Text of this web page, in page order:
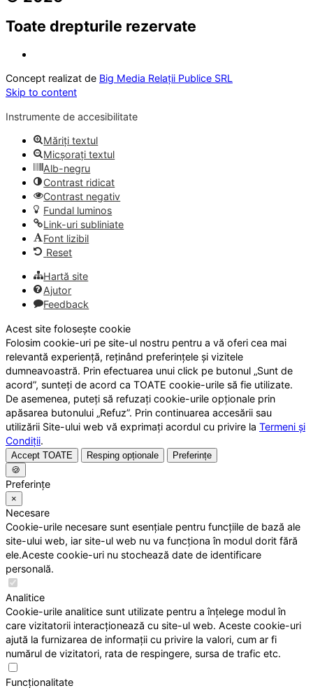
Toate drepturile rezervate
Concept realizat de Big Media Relații Publice SRL
Skip to content
Instrumente de accesibilitate
Măriți textul
Micșorați textul
Alb-negru
Contrast ridicat
Contrast negativ
Fundal luminos
Link-uri subliniate
Font lizibil
Reset
Hartă site
Ajutor
Feedback
Acest site folosește cookie
Folosim cookie-uri pe site-ul nostru pentru a vă oferi cea mai
relevantă experiență, reținând preferințele și vizitele
dumneavoastră. Prin efectuarea unui click pe butonul „Sunt de
acord”, sunteți de acord ca TOATE cookie-urile să fie utilizate.
De asemenea, puteți să refuzați cookie-urile opționale prin
apăsarea butonului „Refuz”. Prin continuarea accesării sau
utilizării Site-ului web vă exprimați acordul cu privire la Termeni și
Condiții.
Accept TOATE Resping opționale
Preferințe
🍪
Preferințe
×
Necesare
Cookie-urile necesare sunt esențiale pentru funcțiile de bază ale
site-ului web, iar site-ul web nu va funcționa în modul dorit fără
ele.Aceste cookie-uri nu stochează date de identificare
personală.
Analitice
Cookie-urile analitice sunt utilizate pentru a înțelege modul în
care vizitatorii interacționează cu site-ul web. Aceste cookie-uri
ajută la furnizarea de informații cu privire la valori, cum ar fi
numărul de vizitatori, rata de respingere, sursa de trafic etc.
Funcționalitate